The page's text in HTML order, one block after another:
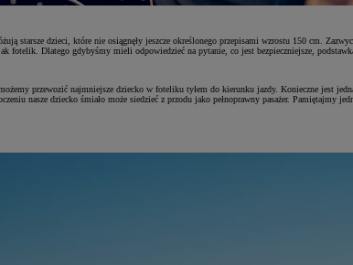
starsze dzieci, które nie osiągnęły jeszcze określonego przepisami wzrostu 150 cm.
fotelik. Dlatego gdybyśmy mieli odpowiedzieć na pytanie, co jest bezpieczniejsze,
przewozić najmniejsze dziecko w foteliku tyłem do kierunku jazdy. Konieczne jest
nasze dziecko śmiało może siedzieć z przodu jako pełnoprawny pasażer.